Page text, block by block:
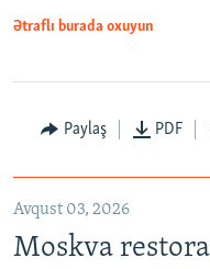
Ətraflı burada oxuyun
Paylaş PDF
Avqust 03, 2026
Moskva